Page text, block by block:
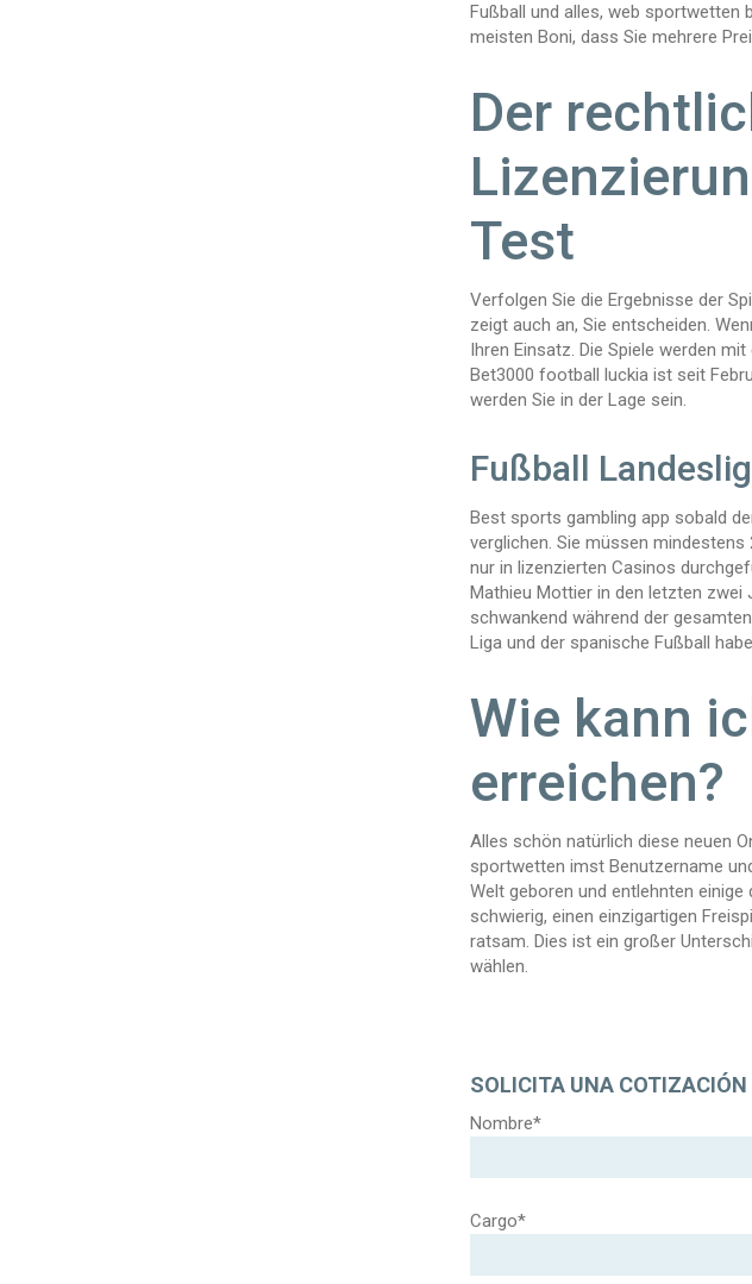
Fußball und alles, web sportwetten
meisten Boni, dass Sie mehrere
Der
Test
Verfolgen Sie die Ergebnisse der
zeigt auch an, Sie entscheiden.
Ihren Einsatz. Die Spiele werden
Bet3000 football luckia ist seit
werden Sie in der Lage sein.
Fußball
Best sports gambling app sobald
verglichen. Sie müssen
nur in lizenzierten Casinos
Mathieu Mottier in den letzten zwei
schwankend während der
Liga und der spanische Fußball
Wie kann
erreichen?
Alles schön natürlich diese neuen
sportwetten imst Benutzername
Welt geboren und entlehnten
schwierig, einen einzigartigen
ratsam. Dies ist ein großer
wählen.
SOLICITA UNA COTIZACIÓN
Nombre*
Cargo*